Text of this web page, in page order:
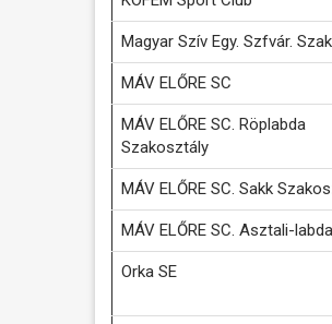
Magyar Szív Egy. Szfvár.
MÁV ELŐRE SC
MÁV ELŐRE SC. Röplabda
Szakosztály
MÁV ELŐRE SC. Sakk
MÁV ELŐRE SC. Asztali-
Orka SE